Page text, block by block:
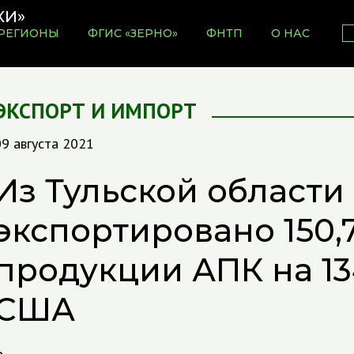
ФГИС «ЗЕРНО» ФНТП О НАС
И ИМПОРТ
августа 2021
Тульской области
АПК на